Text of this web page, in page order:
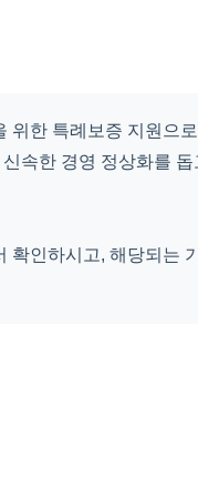
위한 특례보증 지원으
속한 경영 정상화를
확인하시고, 해당되는